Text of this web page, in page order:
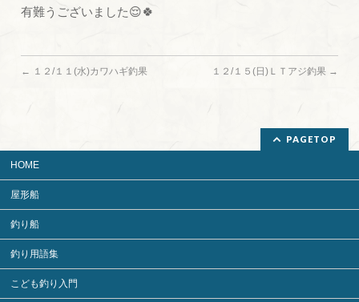
有難うございました😌🍀
← １２/１１(水)カワハギ釣果 １２/１５(日)ＬＴアジ釣果 →
PAGETOP
HOME
屋形船
釣り船
釣り用語集
こども釣り入門